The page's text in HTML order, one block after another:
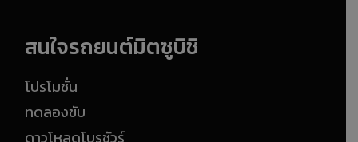
สนใจรถยนต์มิตซูบิชิ
โปรโมชั่น
ทดลองขับ
ดาวโหลดโบรชัวร์